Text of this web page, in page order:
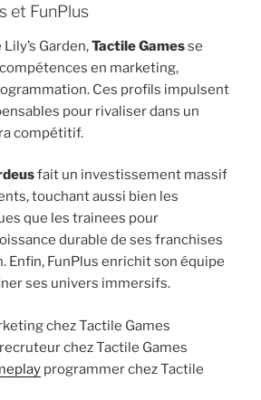
et FunPlus
Garden,Tactile Gamesse
en marketing,
Ces profils impulsent
pour rivaliser dans un
compétitif.
fait un investissement massif
touchant aussi bien les
que les trainees pour
durable de ses franchises
Enfin, FunPlus enrichit son équipe
ses univers immersifs.
chez Tactile Games
chez Tactile Games
programmer chez Tactile